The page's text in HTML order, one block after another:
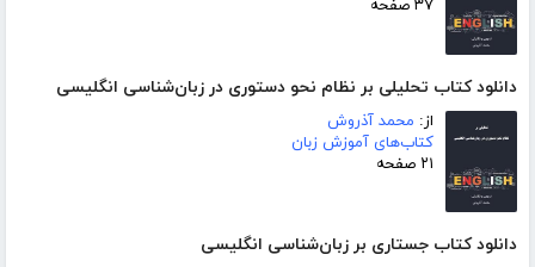
۳۷ صفحه
دانلود کتاب تحلیلی بر نظام نحو دستوری در زبان‌شناسی انگلیسی
از: محمد آذروش
کتاب‌های آموزش زبان
۲۱ صفحه
دانلود کتاب جستاری بر زبان‌شناسی انگلیسی